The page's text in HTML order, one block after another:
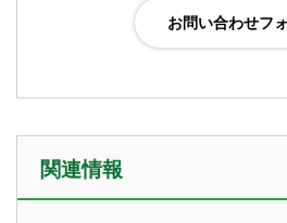
関連情報